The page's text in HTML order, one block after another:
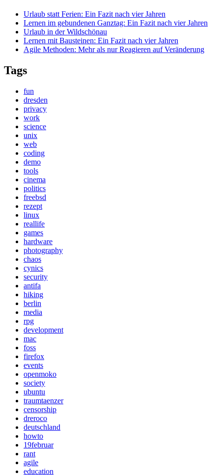
Urlaub statt Ferien: Ein Fazit nach vier Jahren
Lernen im gebundenen Ganztag: Ein Fazit nach vier Jahren
Urlaub in der Wildschönau
Lernen mit Bausteinen: Ein Fazit nach vier Jahren
Agile Methoden: Mehr als nur Reagieren auf Veränderung
Tags
fun
dresden
privacy
work
science
unix
web
coding
demo
tools
cinema
politics
freebsd
rezept
linux
reallife
games
hardware
photography
chaos
cynics
security
antifa
hiking
berlin
media
rpg
development
mac
foss
firefox
events
openmoko
society
ubuntu
traumtaenzer
censorship
dreroco
deutschland
howto
19februar
rant
agile
education